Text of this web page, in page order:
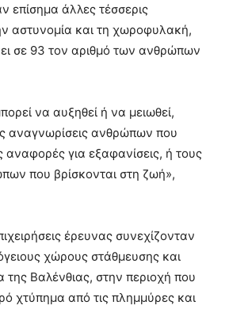
επίσημα άλλες τέσσερις
αστυνομία και τη χωροφυλακή,
σε 93 τον αριθμό των ανθρώπων
να αυξηθεί ή να μειωθεί,
αναγνωρίσεις ανθρώπων που
αναφορές για εξαφανίσεις, ή τους
που βρίσκονται στη ζωή»,
έρευνας συνεχίζονταν
χώρους στάθμευσης και
της Βαλένθιας, στην περιοχή που
χτύπημα από τις πλημμύρες και